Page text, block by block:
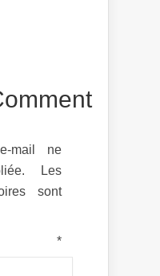
mail ne
Les
sont
*